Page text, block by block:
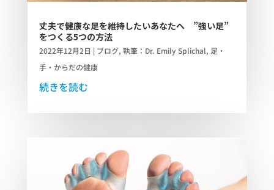
丈夫で健康な足を維持したいあなたへ ”強い足”
をつくる5つの方法
2022年12月2日 | ブログ, 執筆：Dr. Emily Splichal, 足・
手・からだの健康
続きを読む